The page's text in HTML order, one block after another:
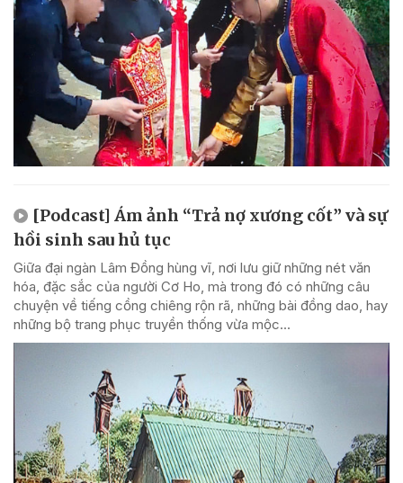
[Podcast] Ám ảnh “Trả nợ xương cốt” và sự
hồi sinh sau hủ tục
Giữa đại ngàn Lâm Đồng hùng vĩ, nơi lưu giữ những nét văn
hóa, đặc sắc của người Cơ Ho, mà trong đó có những câu
chuyện về tiếng cồng chiêng rộn rã, những bài đồng dao, hay
những bộ trang phục truyền thống vừa mộc...